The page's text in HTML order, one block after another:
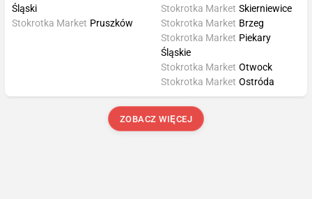
Śląski
Stokrotka Market Pruszków
Stokrotka Market Skierniewice
Stokrotka Market Brzeg
Stokrotka Market Piekary
Śląskie
Stokrotka Market Otwock
Stokrotka Market Ostróda
ZOBACZ WIĘCEJ